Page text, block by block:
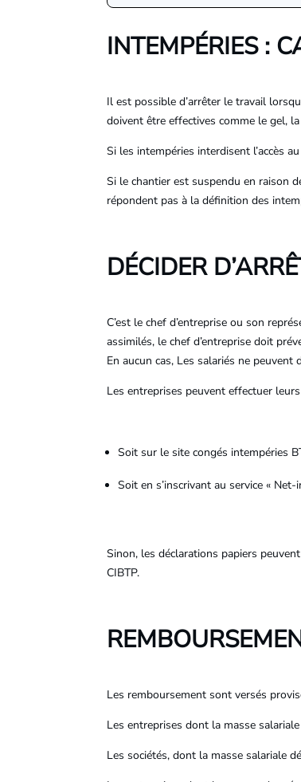
INTEMPÉRIES :
Il est possible d’arrêter le travail
doivent être effectives comme le gel,
Si les intempéries interdisent l’accès
Si le chantier est suspendu en raison
répondent pas à la définition des
DÉCIDER
C’est le chef d’entreprise ou son
assimilés, le chef d’entreprise doit
En aucun cas, Les salariés ne peuvent
Les entreprises peuvent effectuer
Soit sur le site congés intempéries
Soit en s’inscrivant au service «
Sinon, les déclarations papiers
CIBTP.
Les remboursement sont versés
Les entreprises dont la masse
Les sociétés, dont la masse salariale